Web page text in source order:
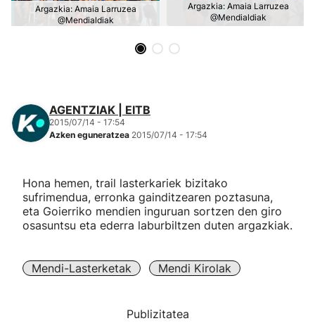
"Helmuga"
Argazkia: Amaia Larruzea
@Mendialdiak
Argazkia: Amaia Larruzea
@Mendialdiak
AGENTZIAK | EITB
2015/07/14 - 17:54
Azken eguneratzea 2015/07/14 - 17:54
Hona hemen, trail lasterkariek bizitako
sufrimendua, erronka gainditzearen poztasuna,
eta Goierriko mendien inguruan sortzen den giro
osasuntsu eta ederra laburbiltzen duten argazkiak.
Mendi-Lasterketak Mendi Kirolak
Publizitatea